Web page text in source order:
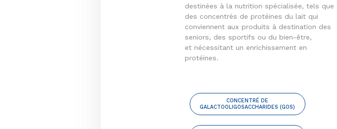
destinées à la nutrition spécialisée, tels que
des concentrés de protéines du lait qui
conviennent aux produits à destination des
seniors, des sportifs ou du bien-être,
et nécessitant un enrichissement en
protéines.
CONCENTRÉ DE
GALACTOOLIGOSACCHARIDES (GOS)